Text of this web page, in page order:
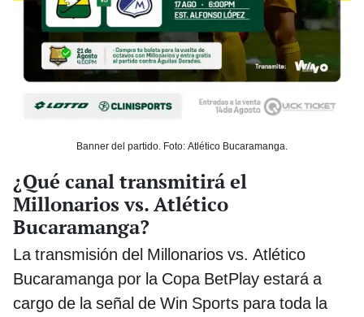
Banner del partido. Foto: Atlético Bucaramanga.
¿Qué canal transmitirá el
Millonarios vs. Atlético
Bucaramanga?
La transmisión del Millonarios vs. Atlético
Bucaramanga por la Copa BetPlay estará a
cargo de la señal de Win Sports para toda la